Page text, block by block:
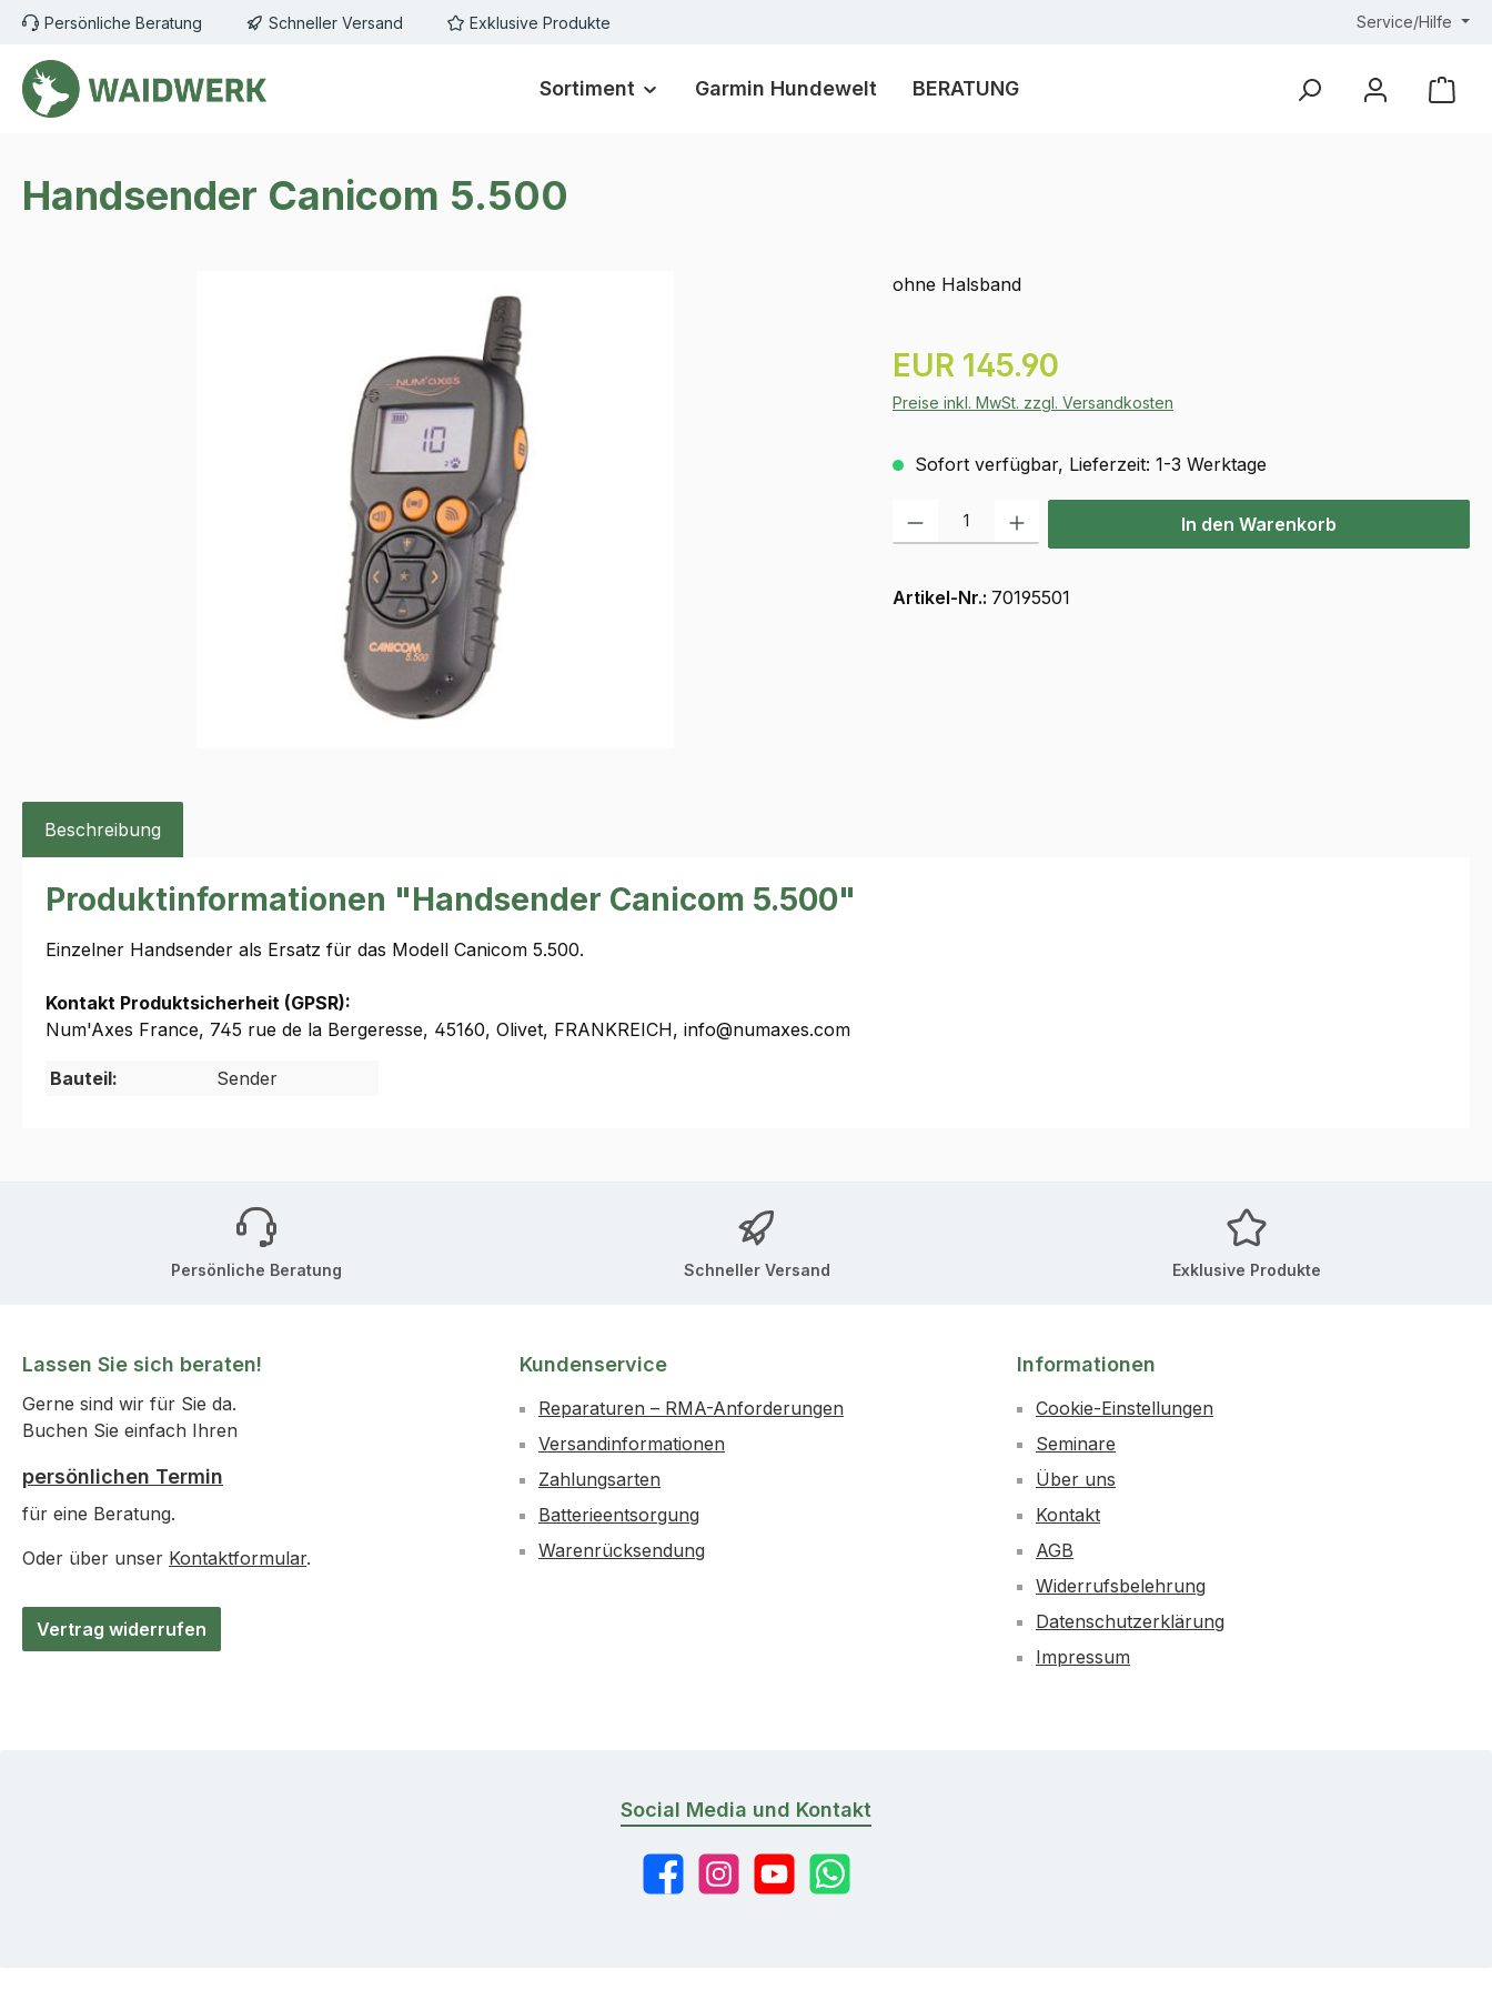
Hauptinhalt springen
Zur Suche springen
Zur Hauptnavigation springen
Persönliche Beratung Schneller Versand Exklusive Produkte Service/Hilfe
Sortiment Garmin Hundewelt BERATUNG
Handsender Canicom 5.500
ohne Halsband
Regulärer Preis:
EUR 145.90
Preise inkl. MwSt. zzgl. Versandkosten
Sofort verfügbar, Lieferzeit: 1-3 Werktage
Produkt Anzahl: Gib den gewünschten Wert ein oder benutze die Schaltflächen
In den Warenkorb
Artikel-Nr.: 70195501
Beschreibung
Produktinformationen "Handsender Canicom 5.500"
Einzelner Handsender als Ersatz für das Modell Canicom 5.500.
Kontakt Produktsicherheit (GPSR):
Num'Axes France, 745 rue de la Bergeresse, 45160, Olivet, FRANKREICH, info@numaxes.com
Bauteil: Sender
Persönliche Beratung Schneller Versand Exklusive Produkte
Lassen Sie sich beraten!
Gerne sind wir für Sie da.
Buchen Sie einfach Ihren
persönlichen Termin
für eine Beratung.
Oder über unser Kontaktformular.
Vertrag widerrufen
Kundenservice
Reparaturen – RMA-Anforderungen
Versandinformationen
Zahlungsarten
Batterieentsorgung
Warenrücksendung
Informationen
Cookie-Einstellungen
Seminare
Über uns
Kontakt
AGB
Widerrufsbelehrung
Datenschutzerklärung
Impressum
Social Media und Kontakt
FacebookInstagramYouTubeWhatsApp